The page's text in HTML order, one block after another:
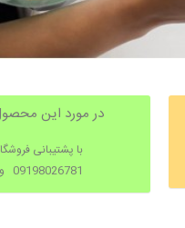
در مورد این
با پشتیبانی
09198026781 واتساپ و تلگرام